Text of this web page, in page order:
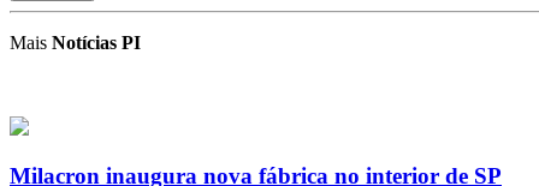
Mais Notícias PI
Milacron inaugura nova fábrica no interior de SP